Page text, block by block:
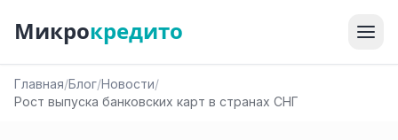
Микрокредито
Главная/Блог/Новости/
Рост выпуска банковских карт в странах СНГ